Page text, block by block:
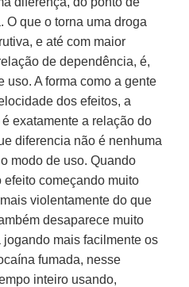
O que o torna uma droga
e até com maior
de dependência, é,
uso. A forma como a gente
dos efeitos, a
exatamente a relação do
diferencia não é nenhuma
modo de uso. Quando
efeito começando muito
violentamente do que
desaparece muito
mais facilmente os
fumada, nesse
inteiro usando,